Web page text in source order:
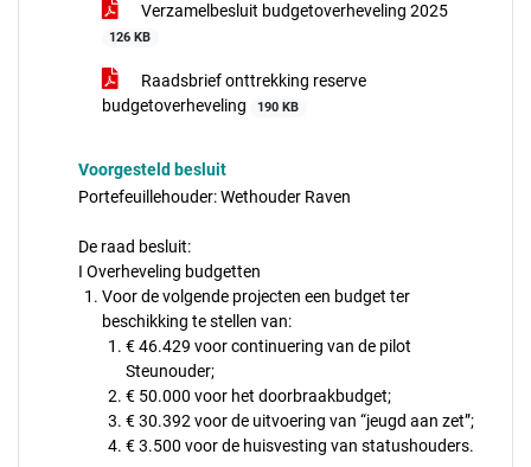
Verzamelbesluit budgetoverheveling 2025
126 KB
Raadsbrief onttrekking reserve
budgetoverheveling
190 KB
Voorgesteld besluit
Portefeuillehouder: Wethouder Raven
De raad besluit:
I Overheveling budgetten
Voor de volgende projecten een budget ter
beschikking te stellen van:
€ 46.429 voor continuering van de pilot
Steunouder;
€ 50.000 voor het doorbraakbudget;
€ 30.392 voor de uitvoering van “jeugd aan zet”;
€ 3.500 voor de huisvesting van statushouders.